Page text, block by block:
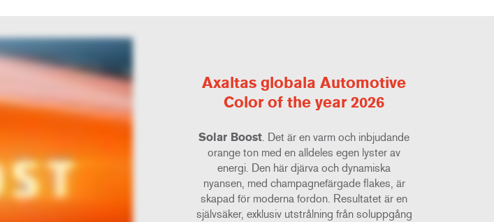
Axaltas globala Automotive
Color of the year 2026
Solar Boost. Det är en varm och inbjudande
orange ton med en alldeles egen lyster av
energi. Den här djärva och dynamiska
nyansen, med champagnefärgade flakes, är
skapad för moderna fordon. Resultatet är en
självsäker, exklusiv utstrålning från soluppgång